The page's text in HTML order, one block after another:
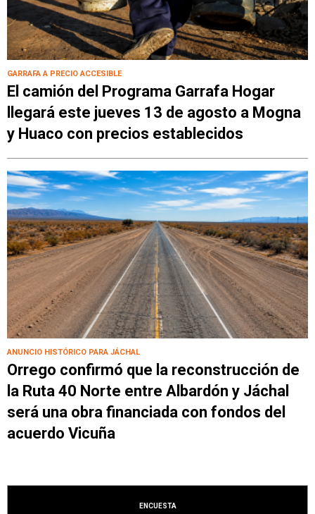
GARRAFA A PRECIO ACCESIBLE
El camión del Programa Garrafa Hogar
llegará este jueves 13 de agosto a Mogna
y Huaco con precios establecidos
ANUNCIO HISTÓRICO PARA JÁCHAL
Orrego confirmó que la reconstrucción de
la Ruta 40 Norte entre Albardón y Jáchal
será una obra financiada con fondos del
acuerdo Vicuña
ENCUESTA